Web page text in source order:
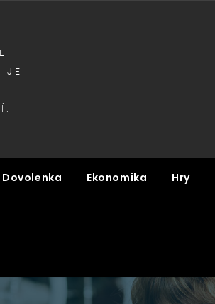
JE
Dovolenka Ekonomika Hry